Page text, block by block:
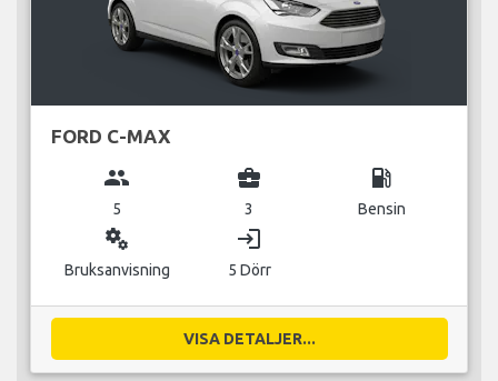
FORD C-MAX
group
5
business_center
3
local_gas_station
Bensin
miscellaneous_services
Bruksanvisning
login
5 Dörr
VISA DETALJER...